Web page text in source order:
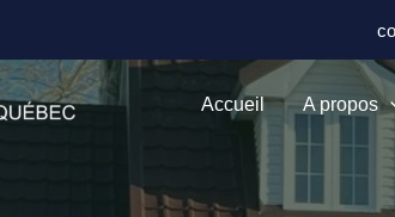
Accueil A propos